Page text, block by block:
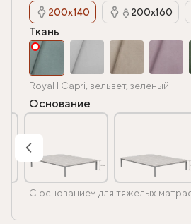
200х140 200х160
Ткань
Royal I Capri, вельвет, зеленый
Основание
С основанием для тяжелых